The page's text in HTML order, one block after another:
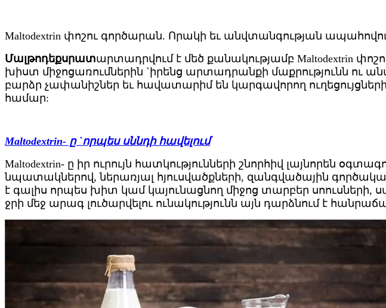
Maltodextrin փոշու գործարան. Որակի եւ անվտանգության
Մալթոդեքսրատարտադրվում է մեծ քանակությամբ Maltodextrin
խիստ միջոցառումներին `իրենց արտադրանքի մաքրությունն ու
բարձր չափանիշներ եւ հավատարիմ են կարգավորող
համար:
Maltodextrin- ը `որպես սննդի հավելում
Maltodextrin- ը իր ուրույն հատկությունների շնորհիվ լայնորեն
նպատակներով, ներառյալ հյուսվածքների, զանգվածային
է գալիս որպես խիտ կամ կայունացնող միջոց տարբեր սոուսների,
ջրի մեջ արագ լուծարվելու ունակությունն այն դարձնում է